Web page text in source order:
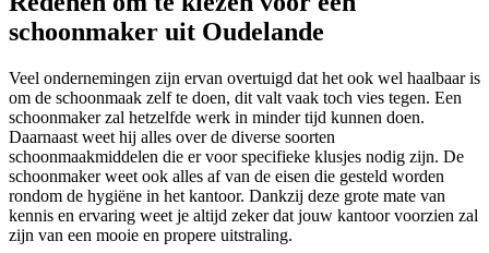
schoonmaker uit Oudelande
Veel ondernemingen zijn ervan overtuigd dat het ook wel haalbaar is
om de schoonmaak zelf te doen, dit valt vaak toch vies tegen. Een
schoonmaker zal hetzelfde werk in minder tijd kunnen doen.
Daarnaast weet hij alles over de diverse soorten
schoonmaakmiddelen die er voor specifieke klusjes nodig zijn. De
schoonmaker weet ook alles af van de eisen die gesteld worden
rondom de hygiëne in het kantoor. Dankzij deze grote mate van
kennis en ervaring weet je altijd zeker dat jouw kantoor voorzien zal
zijn van een mooie en propere uitstraling.